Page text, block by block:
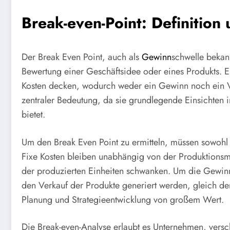
Break-even-Point: Definition
Der Break Even Point, auch alsGewinnschwelle
Bewertung einer Geschäftsidee oder eines
Kosten decken, wodurch weder ein Gewinn noch ein
zentraler Bedeutung, da sie grundlegende
bietet.
Um den Break Even Point zu ermitteln, müssen
Fixe Kosten bleiben unabhängig von der
der produzierten Einheiten schwanken. Um die
den Verkauf der Produkte generiert werden, gleich
Planung und Strategieentwicklung von großem Wert.
Die Break-even-Analyse erlaubt es Unternehmen,